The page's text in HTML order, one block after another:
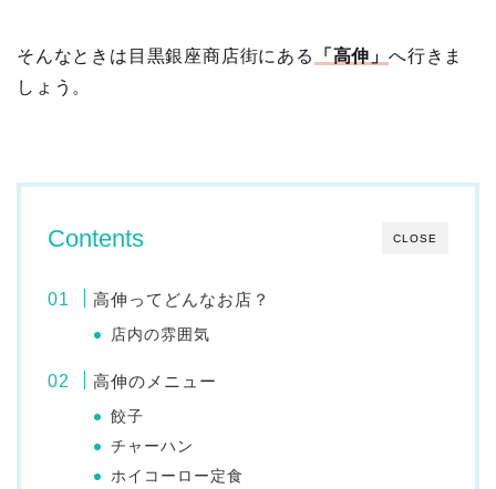
そんなときは目黒銀座商店街にある 「高伸」へ行きま
しょう。
CLOSE
Contents
高伸ってどんなお店？
店内の雰囲気
高伸のメニュー
餃子
チャーハン
ホイコーロー定食